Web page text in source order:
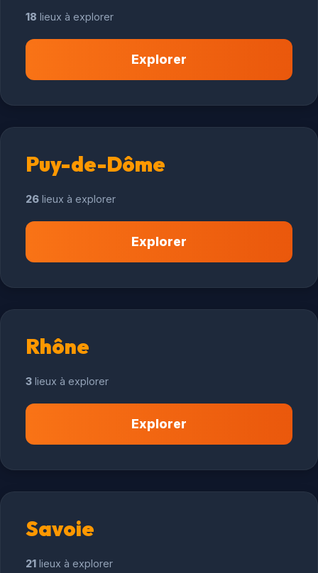
18 lieux à explorer
Explorer
Puy-de-Dôme
26 lieux à explorer
Explorer
Rhône
3 lieux à explorer
Explorer
Savoie
21 lieux à explorer